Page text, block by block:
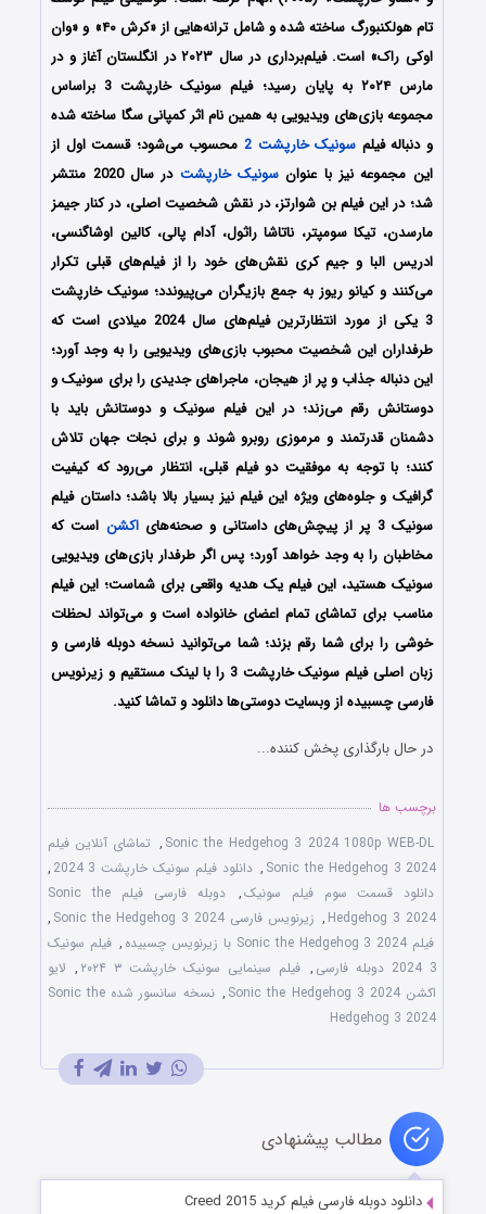
تام هولکنبورگ ساخته شده و شامل ترانه‌هایی از «کرش ۴۰» و «وان
اوکی راک» است. فیلم‌برداری در سال ۲۰۲۳ در انگلستان آغاز و در
مارس ۲۰۲۴ به پایان رسید؛ فیلم سونیک خارپشت 3 براساس
مجموعه بازی‌های ویدیویی به همین نام اثر کمپانی سگا ساخته شده
و دنباله فیلم سونیک خارپشت 2
محسوب می‌شود؛ قسمت اول از
این مجموعه نیز با عنوان سونیک خارپشت
در سال 2020 منتشر
شد؛ در این فیلم بن شوارتز، در نقش شخصیت اصلی، در کنار جیمز
مارسدن، تیکا سومپتر، ناتاشا راثول، آدام پالی، کالین اوشاگنسی،
ادریس البا و جیم کری نقش‌های خود را از فیلم‌های قبلی تکرار
می‌کنند و کیانو ریوز به جمع بازیگران می‌پیوندد؛ سونیک خارپشت
3 یکی از مورد انتظارترین فیلم‌های سال 2024 میلادی است که
طرفداران این شخصیت محبوب بازی‌های ویدیویی را به وجد آورد؛
این دنباله جذاب و پر از هیجان، ماجراهای جدیدی را برای سونیک و
دوستانش رقم می‌زند؛ در این فیلم سونیک و دوستانش باید با
دشمنان قدرتمند و مرموزی روبرو شوند و برای نجات جهان تلاش
کنند؛ با توجه به موفقیت دو فیلم قبلی، انتظار می‌رود که کیفیت
گرافیک و جلوه‌های ویژه این فیلم نیز بسیار بالا باشد؛ داستان فیلم
سونیک 3 پر از پیچش‌های داستانی و صحنه‌های
اکشن است که
مخاطبان را به وجد خواهد آورد؛ پس اگر طرفدار بازی‌های ویدیویی
سونیک هستید، این فیلم یک هدیه واقعی برای شماست؛ این فیلم
مناسب برای تماشای تمام اعضای خانواده است و می‌تواند لحظات
خوشی را برای شما رقم بزند؛ شما می‌توانید نسخه دوبله فارسی و
زبان اصلی فیلم سونیک خارپشت 3 را با ‌لینک مستقیم و زیرنویس
فارسی چسبیده از وبسایت دوستی‌ها دانلود و تماشا کنید.
در حال بارگذاری پخش کننده...
برچسب ها
Sonic the Hedgehog 3 2024 1080p WEB-DL
, تماشای آنلاین فیلم
Sonic the Hedgehog 3 2024
, دانلود فیلم سونیک خارپشت 3 2024
,
دانلود قسمت سوم فیلم سونیک,
دوبله فارسی فیلم Sonic the
Hedgehog 3 2024
, زیرنویس فارسی Sonic the Hedgehog 3 2024
,
فیلم Sonic the Hedgehog 3 2024 با زیرنویس چسبیده
, فیلم سونیک
3 2024 دوبله فارسی
, فیلم سینمایی سونیک خارپشت ۳ ۲۰۲۴ , لایو
اکشن Sonic the Hedgehog 3 2024
,
نسخه سانسور شده Sonic the
Hedgehog 3 2024
مطالب پیشنهادی
دانلود دوبله فارسی فیلم کرید Creed 2015